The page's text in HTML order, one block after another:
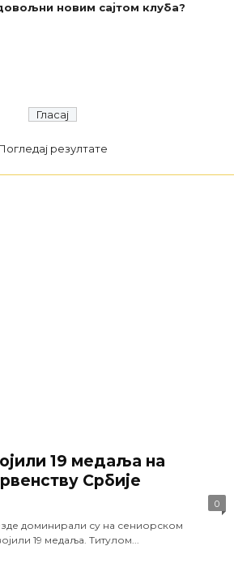
новим сајтом клуба?
резултате
19 медаља на
Србије
0
доминирали су на сениорском
19 медаља. Титулом...